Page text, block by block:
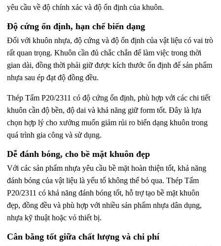
yêu cầu về độ chính xác và độ ổn định của khuôn.
Độ cứng ổn định, hạn chế biến dạng
Đối với khuôn nhựa, độ cứng và độ ổn định của vật liệu có vai trò
rất quan trọng. Khuôn cần đủ chắc chắn để làm việc trong thời
gian dài, đồng thời phải giữ được kích thước ổn định để sản phẩm
nhựa sau ép đạt độ đồng đều.
Thép Tấm P20/2311 có độ cứng ổn định, phù hợp với các chi tiết
khuôn cần độ bền, độ dai và khả năng giữ form tốt. Đây là lựa
chọn hợp lý cho xưởng muốn giảm rủi ro biến dạng khuôn trong
quá trình gia công và sử dụng.
Dễ đánh bóng, cho bề mặt khuôn đẹp
Với các sản phẩm nhựa yêu cầu bề mặt hoàn thiện tốt, khả năng
đánh bóng của vật liệu là yếu tố không thể bỏ qua. Thép Tấm
P20/2311 có khả năng đánh bóng tốt, hỗ trợ tạo bề mặt khuôn
đẹp, đồng đều và phù hợp với nhiều sản phẩm nhựa dân dụng,
nhựa kỹ thuật hoặc vỏ thiết bị.
Cân bằng tốt giữa chất lượng và chi phí